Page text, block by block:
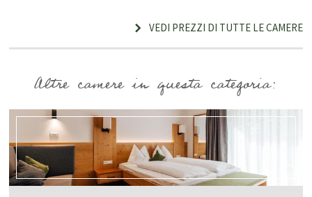
VEDI PREZZI DI TUTTE LE CAMERE
Altre camere in questa categoria: